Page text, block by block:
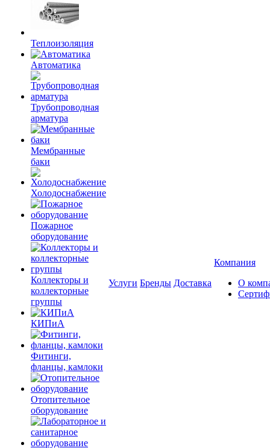
Теплоизоляция
Автоматика
Трубопроводная
арматура
Мембранные
баки
Холодоснабжение
Пожарное
оборудование
Коллекторы и
коллекторные
группы
КИПиА
Фитинги,
фланцы, камлоки
Отопительное
оборудование
Услуги Бренды Доставка
Компания
О